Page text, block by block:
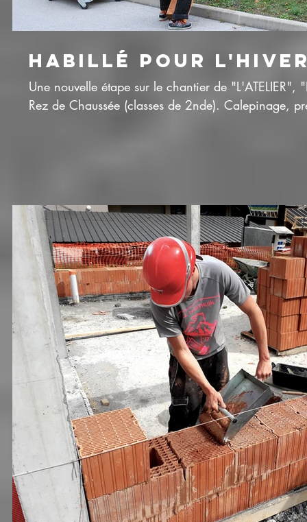
HABILLÉ POUR
Une nouvelle étape sur le chantier de
Rez de Chaussée (classes de 2nde). Calepinage,